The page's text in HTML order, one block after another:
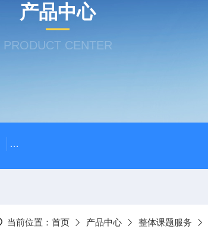
产品中心
PRODUCT CENTER
人源肿瘤细胞异种移植（CDX）小鼠模型
当前位置： 首页 产品中心 整体课题服务